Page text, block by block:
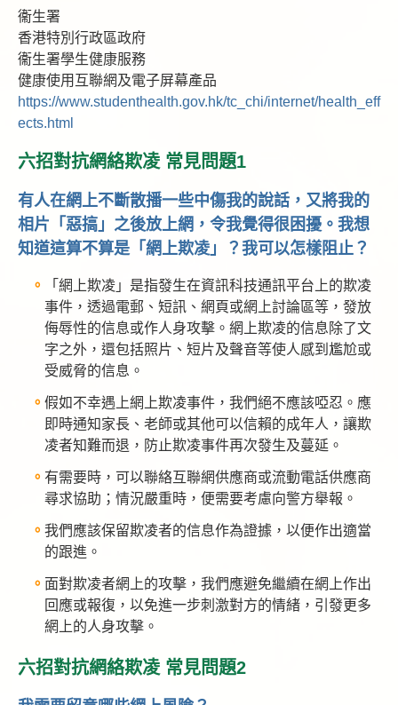
衞生署
香港特別行政區政府
衞生署學生健康服務
健康使用互聯網及電子屏幕產品
https://www.studenthealth.gov.hk/tc_chi/internet/health_eff
ects.html
六招對抗網絡欺凌 常見問題1
有人在網上不斷散播一些中傷我的說話，又將我的
相片「惡搞」之後放上網，令我覺得很困擾。我想
知道這算不算是「網上欺凌」？我可以怎樣阻止？
「網上欺凌」是指發生在資訊科技通訊平台上的欺凌
事件，透過電郵、短訊、網頁或網上討論區等，發放
侮辱性的信息或作人身攻擊。網上欺凌的信息除了文
字之外，還包括照片、短片及聲音等使人感到尷尬或
受威脅的信息。
假如不幸遇上網上欺凌事件，我們絕不應該啞忍。應
即時通知家長、老師或其他可以信賴的成年人，讓欺
凌者知難而退，防止欺凌事件再次發生及蔓延。
有需要時，可以聯絡互聯網供應商或流動電話供應商
尋求協助；情況嚴重時，便需要考慮向警方舉報。
我們應該保留欺凌者的信息作為證據，以便作出適當
的跟進。
面對欺凌者網上的攻擊，我們應避免繼續在網上作出
回應或報復，以免進一步刺激對方的情緒，引發更多
網上的人身攻擊。
六招對抗網絡欺凌 常見問題2